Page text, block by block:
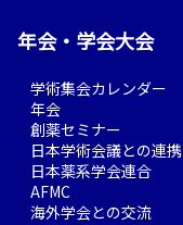
年会・学会大会
学術集会カレンダー
年会
創薬セミナー
日本学術会議との連携
日本薬系学会連合
AFMC
海外学会との交流